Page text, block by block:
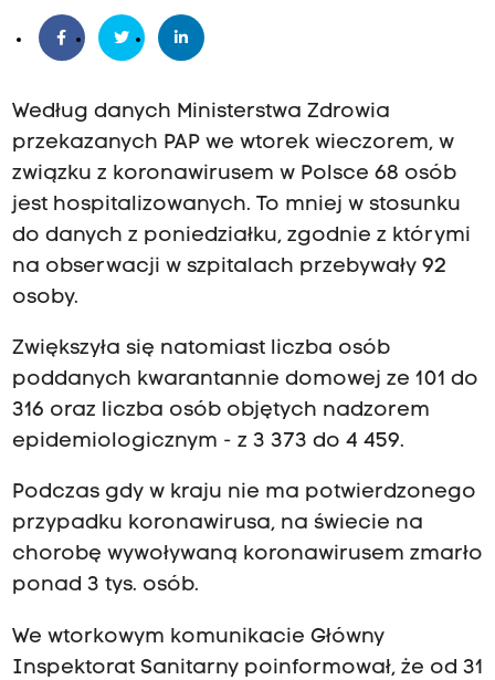
Według danych Ministerstwa Zdrowia
przekazanych PAP we wtorek wieczorem, w
związku z koronawirusem w Polsce 68 osób
jest hospitalizowanych. To mniej w stosunku
do danych z poniedziałku, zgodnie z którymi
na obserwacji w szpitalach przebywały 92
osoby.
Zwiększyła się natomiast liczba osób
poddanych kwarantannie domowej ze 101 do
316 oraz liczba osób objętych nadzorem
epidemiologicznym - z 3 373 do 4 459.
Podczas gdy w kraju nie ma potwierdzonego
przypadku koronawirusa, na świecie na
chorobę wywoływaną koronawirusem zmarło
ponad 3 tys. osób.
We wtorkowym komunikacie Główny
Inspektorat Sanitarny poinformował, że od 31